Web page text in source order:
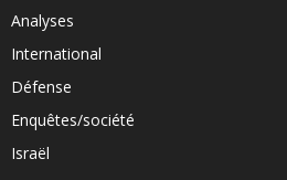
Analyses
International
Défense
Enquêtes/société
Israël